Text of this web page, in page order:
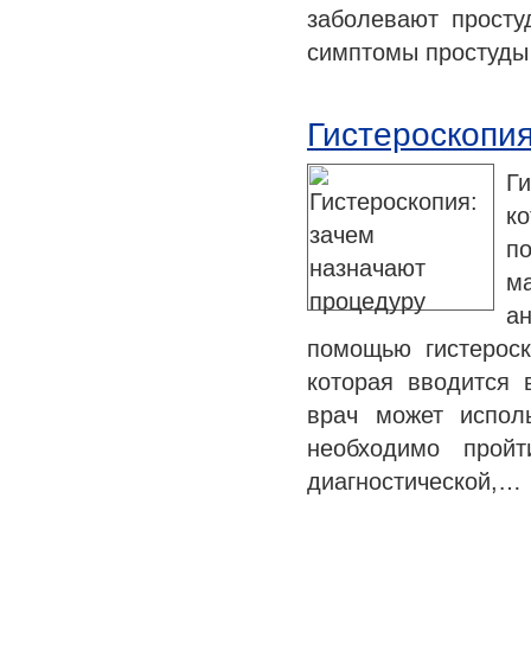
заболевают
симптомы
помощью
которая
врач может
необходимо
диагностической,…